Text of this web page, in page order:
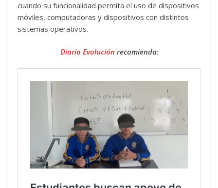
cuando su funcionalidad permita el uso de dispositivos
móviles, computadoras y dispositivos con distintos
sistemas operativos.
Diario Evolución recomienda: